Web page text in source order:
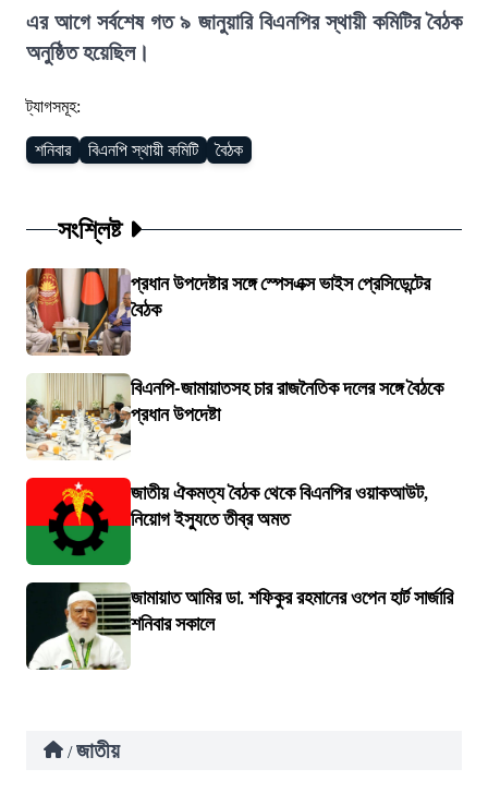
এর আগে সর্বশেষ গত ৯ জানুয়ারি বিএনপির স্থায়ী কমিটির বৈঠক
অনুষ্ঠিত হয়েছিল।
ট্যাগসমূহ:
শনিবার বিএনপি স্থায়ী কমিটি বৈঠক
সংশ্লিষ্ট
প্রধান উপদেষ্টার সঙ্গে স্পেসএক্স ভাইস প্রেসিডেন্টের
বৈঠক
বিএনপি-জামায়াতসহ চার রাজনৈতিক দলের সঙ্গে বৈঠকে
প্রধান উপদেষ্টা
জাতীয় ঐকমত্য বৈঠক থেকে বিএনপির ওয়াকআউট,
নিয়োগ ইস্যুতে তীব্র অমত
জামায়াত আমির ডা. শফিকুর রহমানের ওপেন হার্ট সার্জারি
শনিবার সকালে
/ জাতীয়